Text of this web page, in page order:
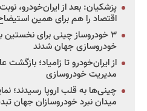
پزشکیان: بعد از ایران‌خودرو،
اقتصاد را هم برای همین
خودروسازی جهان شدند
از ایران‌خودرو تا زامیاد؛
مدیریت خودروسازی
میدان نبرد خودروسازان جهان